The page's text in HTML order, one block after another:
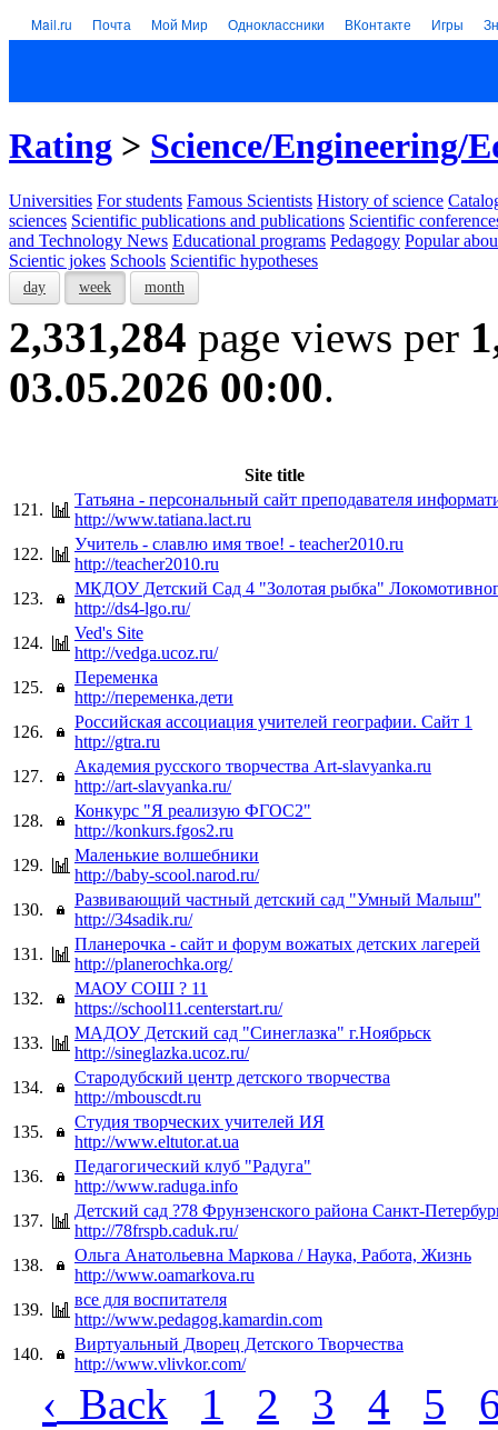
Mail.ru Почта Мой Мир Одноклассники ВКонтакте Игры
Rating > Science/Engineering/
Universities For students Famous Scientists History of science
sciences Scientific publications and publications Scientific
and Technology News Educational programs Pedagogy Popular
Scientic jokes Schools Scientific hypotheses
day week month
2,331,284 page views per
03.05.2026 00:00.
Site title
121.
Татьяна - персональный сайт преподавателя
http://www.tatiana.lact.ru
122.
Учитель - славлю имя твое! - teacher2010.ru
http://teacher2010.ru
123.
МКДОУ Детский Сад 4 "Золотая рыбка"
http://ds4-lgo.ru/
124.
Ved's Site
http://vedga.ucoz.ru/
125.
Переменка
http://переменка.дети
126.
Российская ассоциация учителей географии. Сайт 1
http://gtra.ru
127.
Академия русского творчества Art-slavyanka.ru
http://art-slavyanka.ru/
128.
Конкурс "Я реализую ФГОС2"
http://konkurs.fgos2.ru
129.
Маленькие волшебники
http://baby-scool.narod.ru/
130.
Развивающий частный детский сад "Умный Малыш"
http://34sadik.ru/
131.
Планерочка - сайт и форум вожатых детских лагерей
http://planerochka.org/
132.
МАОУ СОШ ? 11
https://school11.centerstart.ru/
133.
МАДОУ Детский сад "Синеглазка" г.Ноябрьск
http://sineglazka.ucoz.ru/
134.
Стародубский центр детского творчества
http://mbouscdt.ru
135.
Студия творческих учителей ИЯ
http://www.eltutor.at.ua
136.
Педагогический клуб "Радуга"
http://www.raduga.info
137.
Детский сад ?78 Фрунзенского района Санкт-
http://78frspb.caduk.ru/
138.
Ольга Анатольевна Маркова / Наука, Работа, Жизнь
http://www.oamarkova.ru
139.
все для воспитателя
http://www.pedagog.kamardin.com
140.
Виртуальный Дворец Детского Творчества
http://www.vlivkor.com/
‹ Back 1 2 3 4 5